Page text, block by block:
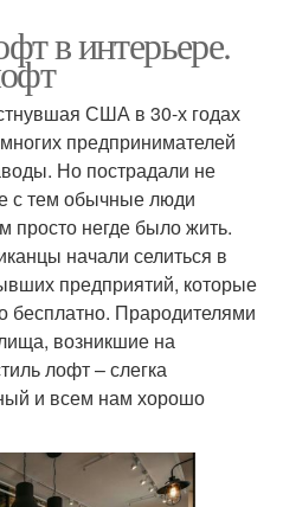
в интерьере.
США в 30-х годах
предпринимателей
Но пострадали не
с тем обычные люди
просто негде было жить.
начали селиться в
предприятий, которые
бесплатно. Прародителями
возникшие на
лофт – слегка
и всем нам хорошо